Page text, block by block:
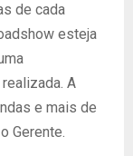
de cada
esteja
A
e mais de
Gerente.